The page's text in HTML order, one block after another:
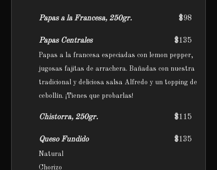
Papas a la Francesa, 250gr. $98
Papas Centrales $135
Papas a la francesa especiadas con lemon pepper,
jugosas fajitas de arrachera. Bañadas con nuestra
tradicional y deliciosa salsa Alfredo y un topping de
cebollín. ¡Tienes que probarlas!
Chistorra, 250gr. $115
Queso Fundido $135
Natural
Chorizo